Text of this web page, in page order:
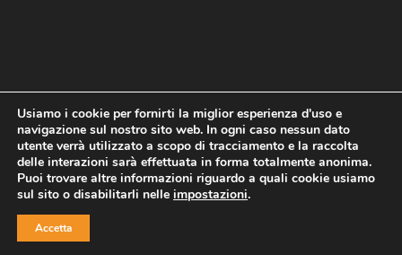
Home Statuto e bilancio
Contatti
Privacy
Cookie Child Protection Policy
Copyright © 2021 AddioPizzo | Tutti i diritti riservati | Sede
Usiamo i cookie per fornirti la miglior esperienza d'uso e
navigazione sul nostro sito web. In ogni caso nessun dato
utente verrà utilizzato a scopo di tracciamento e la raccolta
delle interazioni sarà effettuata in forma totalmente anonima.
Puoi trovare altre informazioni riguardo a quali cookie usiamo
sul sito o disabilitarli nelle impostazioni.
Accetta